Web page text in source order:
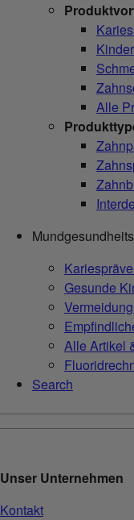
Alle
Gesunde
Alle Artikel
Search
Unser Unternehmen
Kontakt